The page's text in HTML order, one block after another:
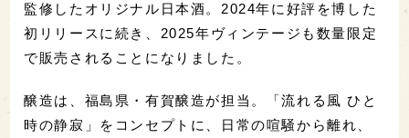
監修したオリジナル日本酒。2024年に好評を博した
初リリースに続き、2025年ヴィンテージも数量限定
で販売されることになりました。
醸造は、福島県・有賀醸造が担当。「流れる風 ひと
時の静寂」をコンセプトに、日常の喧騒から離れ、